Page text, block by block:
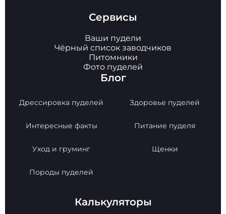
Сервисы
Ваши пудели
Чёрный список заводчиков
Питомники
Фото пуделей
Блог
Дрессировка пуделей Здоровье пуделей
Интересные факты Питание пуделя
Уход и груминг Щенки
Породы пуделей
Калькуляторы